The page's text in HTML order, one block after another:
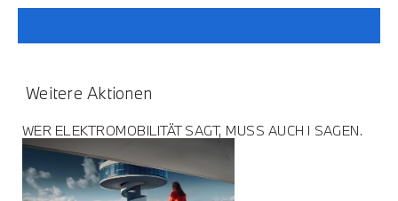
Weitere Aktionen
WER ELEKTROMOBILITÄT SAGT, MUSS AUCH I SAGEN.